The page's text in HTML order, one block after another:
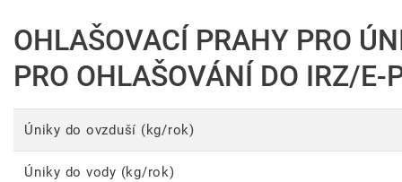
OHLAŠOVACÍ PRAHY PRO
PRO OHLAŠOVÁNÍ DO IRZ/E-
Úniky do ovzduší (kg/rok)
Úniky do vody (kg/rok)